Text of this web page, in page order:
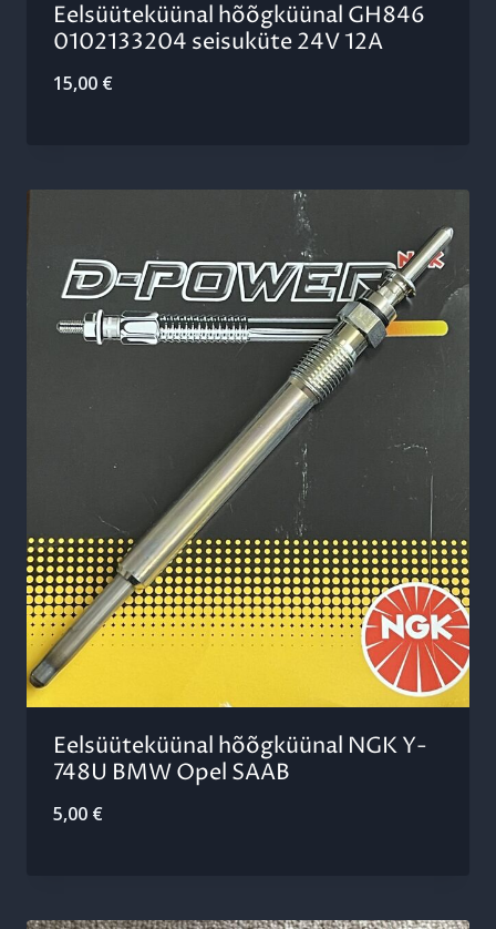
Eelsüüteküünal hõõgküünal GH846
0102133204 seisuküte 24V 12A
15,00 €
Eelsüüteküünal hõõgküünal NGK Y-
748U BMW Opel SAAB
5,00 €